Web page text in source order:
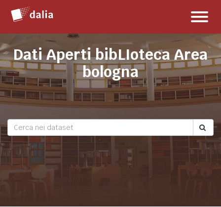
contenuto
Dati Aperti bibLIoteca Area
bologna